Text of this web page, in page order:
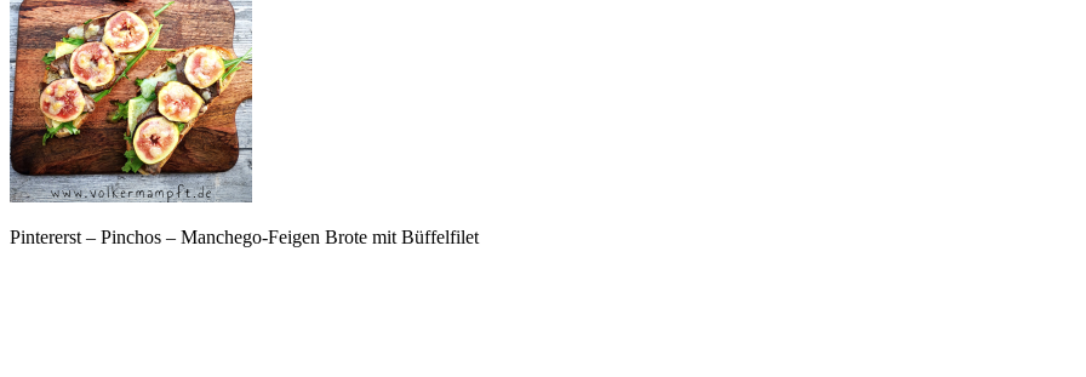
Pintererst – Pinchos – Manchego-Feigen Brote mit Büffelfilet